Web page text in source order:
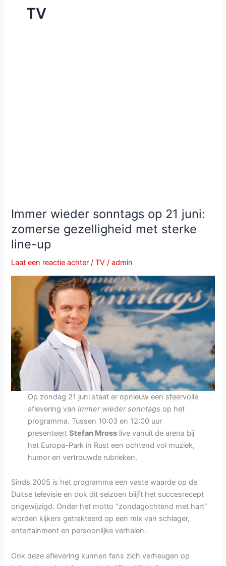
TV
Immer wieder sonntags op 21 juni:
zomerse gezelligheid met sterke
line-up
Laat een reactie achter /TV /admin
Op zondag 21 juni staat er opnieuw een sfeervolle
aflevering van Immer wieder sonntags op het
programma. Tussen 10:03 en 12:00 uur
presenteert Stefan Mrosslive vanuit de arena bij
het Europa-Park in Rust een ochtend vol muziek,
humor en vertrouwde rubrieken.
Sinds 2005 is het programma een vaste waarde op de
Duitse televisie en ook dit seizoen blijft het succesrecept
ongewijzigd. Onder het motto “zondagochtend met hart”
worden kijkers getrakteerd op een mix van schlager,
entertainment en persoonlijke verhalen.
Ook deze aflevering kunnen fans zich verheugen op